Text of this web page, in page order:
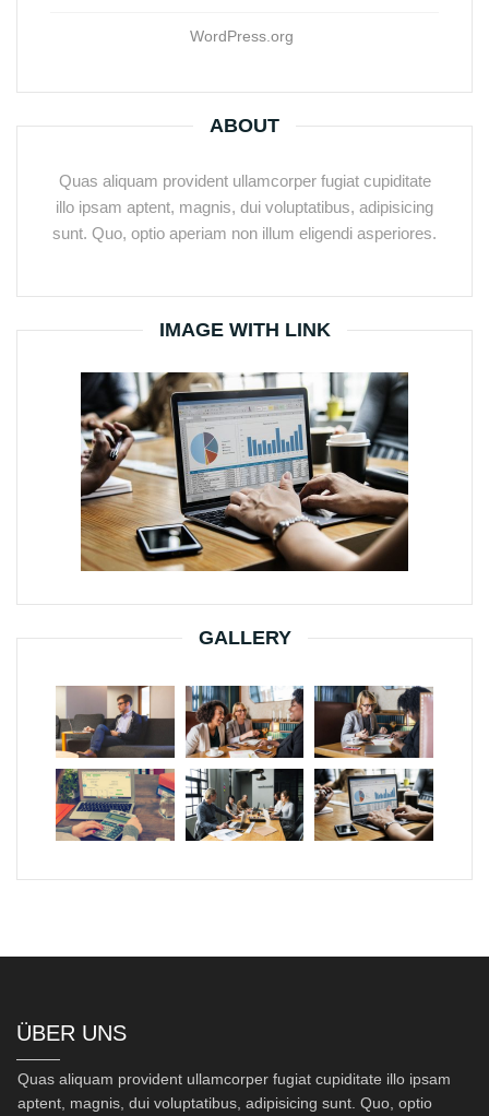
WordPress.org
ABOUT
Quas aliquam provident ullamcorper fugiat cupiditate
illo ipsam aptent, magnis, dui voluptatibus, adipisicing
sunt. Quo, optio aperiam non illum eligendi asperiores.
IMAGE WITH LINK
GALLERY
ÜBER UNS
Quas aliquam provident ullamcorper fugiat cupiditate illo ipsam
aptent, magnis, dui voluptatibus, adipisicing sunt. Quo, optio